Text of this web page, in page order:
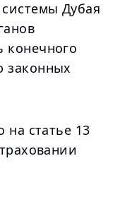
Дубая
конечного
законных
на статье 13